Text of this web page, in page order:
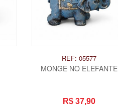
REF: 05577
MONGE NO ELEFANTE
R$ 37,90